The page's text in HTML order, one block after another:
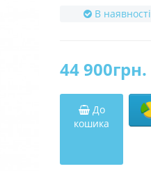
В наявності
44 900грн.
До
кошика